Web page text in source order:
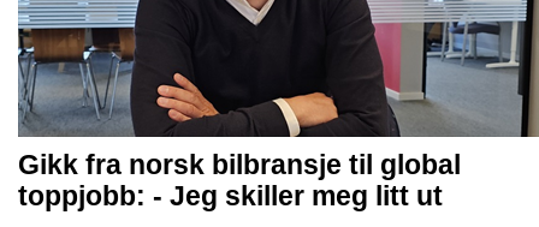
Gikk fra norsk bilbransje til global
toppjobb: - Jeg skiller meg litt ut